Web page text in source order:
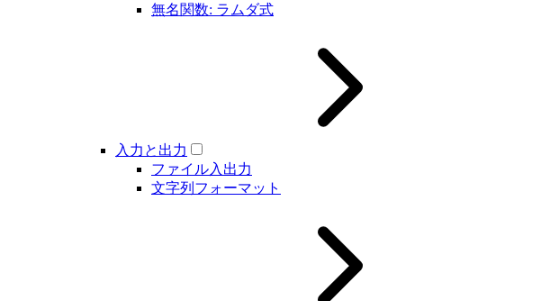
無名関数: ラムダ式
入力と出力
ファイル入出力
文字列フォーマット